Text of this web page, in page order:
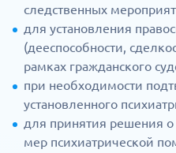
следственных
для установления
(дееспособности,
рамках гражданского
при необходимости
установленного
для принятия решения
мер психиатрической